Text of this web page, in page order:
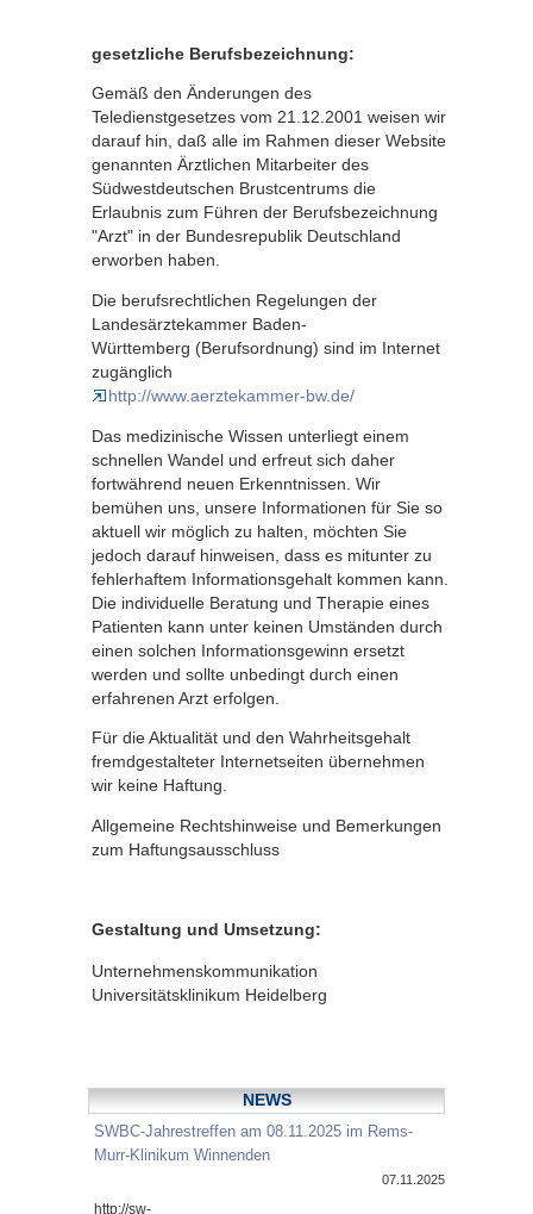
gesetzliche Berufsbezeichnung:
Gemäß den Änderungen des
Teledienstgesetzes vom 21.12.2001 weisen wir
darauf hin, daß alle im Rahmen dieser Website
genannten Ärztlichen Mitarbeiter des
Südwestdeutschen Brustcentrums die
Erlaubnis zum Führen der Berufsbezeichnung
"Arzt" in der Bundesrepublik Deutschland
erworben haben.
Die berufsrechtlichen Regelungen der
Landesärztekammer Baden-
Württemberg (Berufsordnung) sind im Internet
zugänglich
http://www.aerztekammer-bw.de/
Das medizinische Wissen unterliegt einem
schnellen Wandel und erfreut sich daher
fortwährend neuen Erkenntnissen. Wir
bemühen uns, unsere Informationen für Sie so
aktuell wir möglich zu halten, möchten Sie
jedoch darauf hinweisen, dass es mitunter zu
fehlerhaftem Informationsgehalt kommen kann.
Die individuelle Beratung und Therapie eines
Patienten kann unter keinen Umständen durch
einen solchen Informationsgewinn ersetzt
werden und sollte unbedingt durch einen
erfahrenen Arzt erfolgen.
Für die Aktualität und den Wahrheitsgehalt
fremdgestalteter Internetseiten übernehmen
wir keine Haftung.
Allgemeine Rechtshinweise und Bemerkungen
zum Haftungsausschluss
Gestaltung und Umsetzung:
Unternehmenskommunikation
Universitätsklinikum Heidelberg
NEWS
SWBC-Jahrestreffen am 08.11.2025 im Rems-
Murr-Klinikum Winnenden
07.11.2025
http://sw-